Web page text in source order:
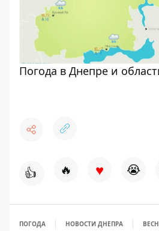
Погода в Днепре и
👍 🔥 ♥ 😭
ПОГОДА НОВОСТИ ДНЕПРА